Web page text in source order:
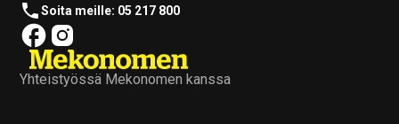
Soita meille: 05 217 800
Yhteistyössä Mekonomen kanssa